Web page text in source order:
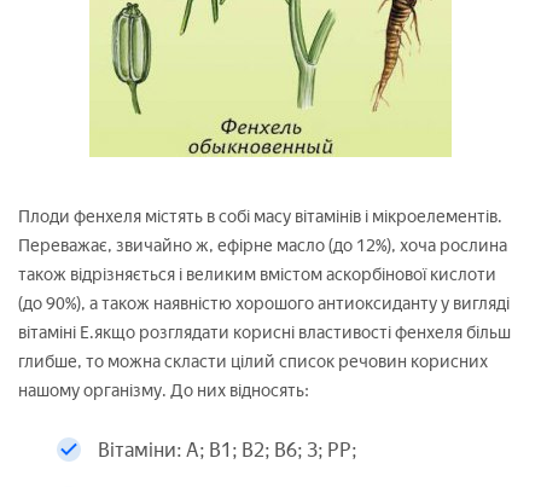
Плоди фенхеля містять в собі масу вітамінів і мікроелементів.
Переважає, звичайно ж, ефірне масло (до 12%), хоча рослина
також відрізняється і великим вмістом аскорбінової кислоти
(до 90%), а також наявністю хорошого антиоксиданту у вигляді
вітаміні Е.якщо розглядати корисні властивості фенхеля більш
глибше, то можна скласти цілий список речовин корисних
нашому організму. До них відносять:
Вітаміни: А; В1; В2; В6; З; РР;